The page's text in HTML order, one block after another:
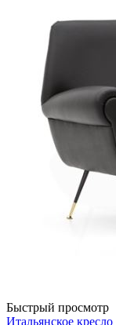
Быстрый просмотр
Итальянское